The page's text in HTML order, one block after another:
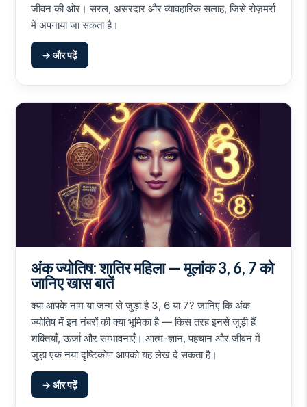
जीवन की ओर। सरल, असरदार और व्यावहारिक सलाह, जिसे रोज़मर्रा
में अपनाया जा सकता है।
→ और पढ़ें
अंक ज्योतिष: शातिर महिला — मूलांक 3, 6, 7 को
जानिए खास बातें
क्या आपके नाम या जन्म से जुड़ा है 3, 6 या 7? जानिए कि अंक
ज्योतिष में इन नंबरों की क्या भूमिका है — किस तरह इनसे जुड़ी हैं
शक्तियाँ, ऊर्जा और सम्भावनाएँ। आत्म-ज्ञान, पहचान और जीवन में
जुड़ा एक नया दृष्टिकोण आपको यह लेख दे सकता है।
→ और पढ़ें